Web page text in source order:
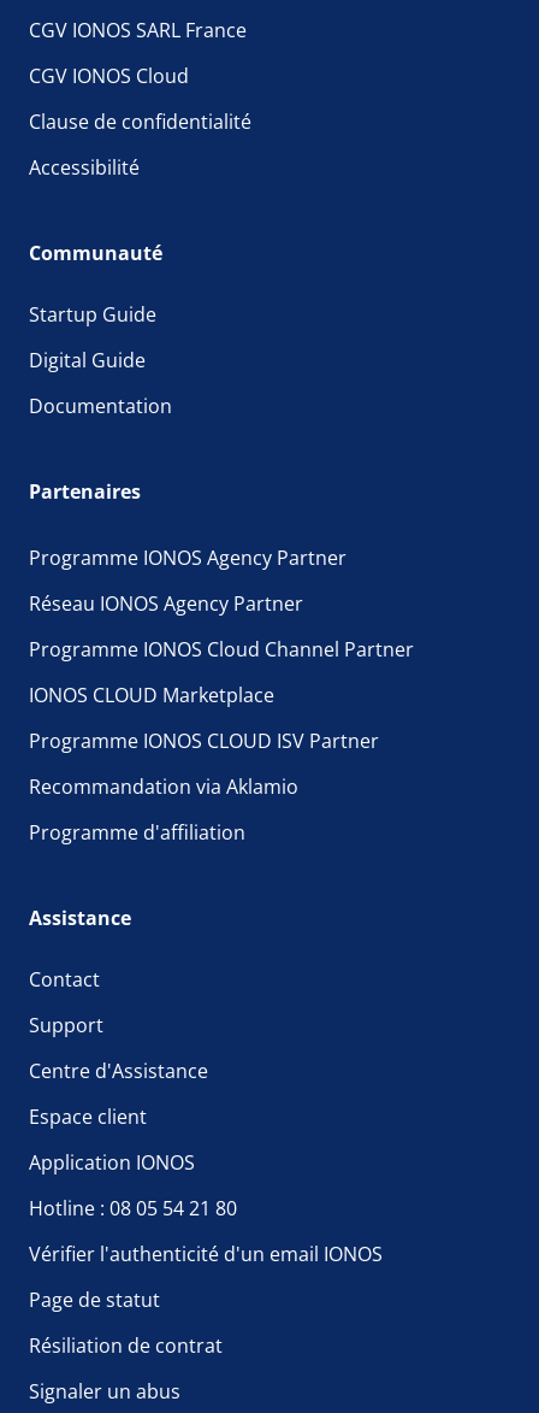
CGV IONOS SARL France
CGV IONOS Cloud
Clause de confidentialité
Accessibilité
Communauté
Startup Guide
Digital Guide
Documentation
Partenaires
Programme IONOS Agency Partner
Réseau IONOS Agency Partner
Programme IONOS Cloud Channel Partner
IONOS CLOUD Marketplace
Programme IONOS CLOUD ISV Partner
Recommandation via Aklamio
Programme d'affiliation
Assistance
Contact
Support
Centre d'Assistance
Espace client
Application IONOS
Hotline : 08 05 54 21 80
Vérifier l'authenticité d'un email IONOS
Page de statut
Résiliation de contrat
Signaler un abus